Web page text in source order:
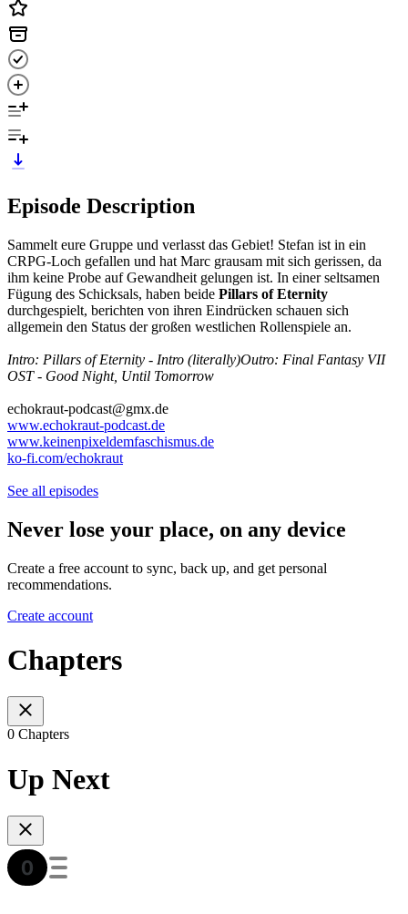
Episode Description
Sammelt eure Gruppe und verlasst das Gebiet! Stefan ist in ein
CRPG-Loch gefallen und hat Marc grausam mit sich gerissen, da
ihm keine Probe auf Gewandheit gelungen ist. In einer seltsamen
Fügung des Schicksals, haben beide Pillars of Eternity
durchgespielt, berichten von ihren Eindrücken schauen sich
allgemein den Status der großen westlichen Rollenspiele an.
Intro: Pillars of Eternity - Intro (literally)Outro: Final Fantasy VII
OST - Good Night, Until Tomorrow
echokraut-podcast@gmx.de
www.echokraut-podcast.de
www.keinenpixeldemfaschismus.de
ko-fi.com/echokraut
See all episodes
Never lose your place, on any device
Create a free account to sync, back up, and get personal
recommendations.
Create account
Chapters
0 Chapters
Up Next